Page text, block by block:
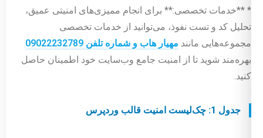
* **خدمات تخصصی:** برای انجام ممیزی‌های امنیتی عمیق،
تحلیل کد و تست نفوذ، می‌توانید از خدمات تخصصی
مجموعه‌هایی مانند مهیار هاب و شماره تلفن 09022232789
بهره‌مند شوید تا از امنیت جامع وب‌سایت خود اطمینان حاصل
کنید.
جدول 1: چک‌لیست امنیت قالب وردپرس